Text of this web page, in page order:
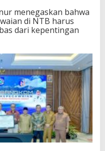
menegaskan bahwa
di NTB harus
dari kepentingan